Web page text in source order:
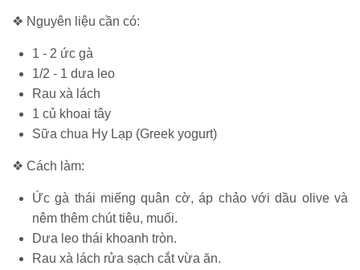
❖ Nguyên liệu cần có:
1 - 2 ức gà
1/2 - 1 dưa leo
Rau xà lách
1 củ khoai tây
Sữa chua Hy Lạp (Greek yogurt)
❖ Cách làm:
Ức gà thái miếng quân cờ, áp chảo với dầu olive và
nêm thêm chút tiêu, muối.
Dưa leo thái khoanh tròn.
Rau xà lách rửa sạch cắt vừa ăn.